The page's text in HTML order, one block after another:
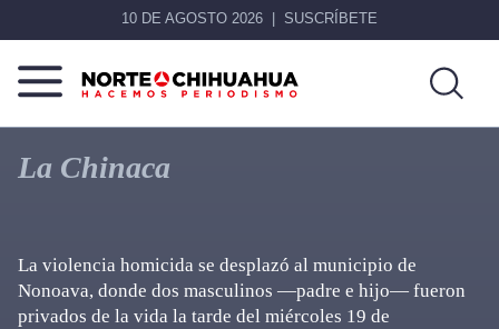
10 DE AGOSTO 2026 SUSCRÍBETE
Norte
De
Chihuahua
Más
que
noticias,
La Chinaca
La violencia homicida se desplazó al municipio de
Nonoava, donde dos masculinos —padre e hijo— fueron
privados de la vida la tarde del miércoles 19 de